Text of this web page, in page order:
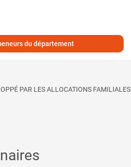
du département
PAR LES ALLOCATIONS FAMILIALES